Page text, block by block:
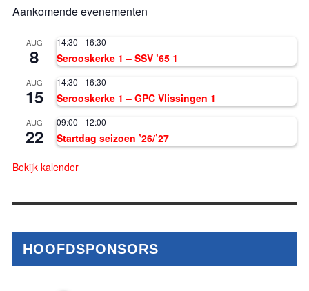
Aankomende evenementen
AUG
8
14:30 - 16:30
Serooskerke 1 – SSV ’65 1
AUG
15
14:30 - 16:30
Serooskerke 1 – GPC Vlissingen 1
AUG
22
09:00 - 12:00
Startdag seizoen ’26/’27
Bekijk kalender
HOOFDSPONSORS